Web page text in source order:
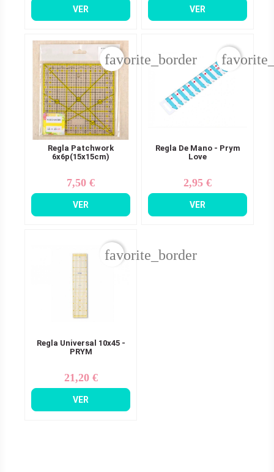
VER VER
Regla Patchwork
6x6p(15x15cm)
Precio
7,50 €
VER
favorite_border
Regla De Mano - Prym
Love
Precio
2,95 €
VER
Regla Universal 10x45 -
PRYM
Precio
21,20 €
VER
favorite_border